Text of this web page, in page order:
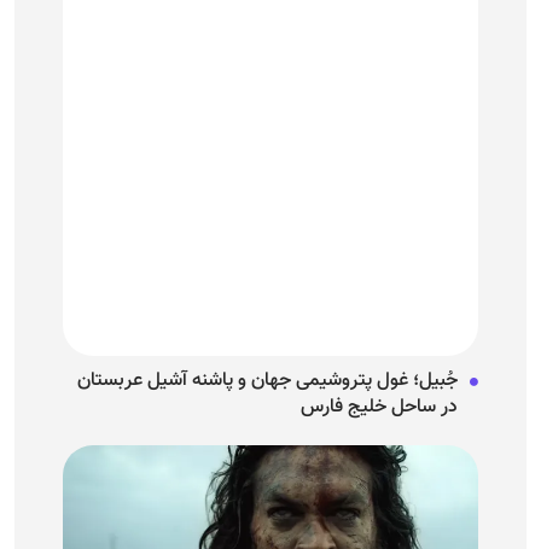
جُبیل؛ غول پتروشیمی جهان و پاشنه آشیل عربستان
در ساحل خلیج فارس